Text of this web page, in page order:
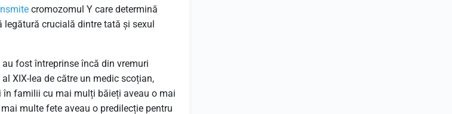
cromozomul Y care determină
crucială dintre tată și sexul
fost întreprinse încă din vremuri
XIX-lea de către un medic scoțian,
familii cu mai mulți băieți aveau o mai
multe fete aveau o predilecție pentru